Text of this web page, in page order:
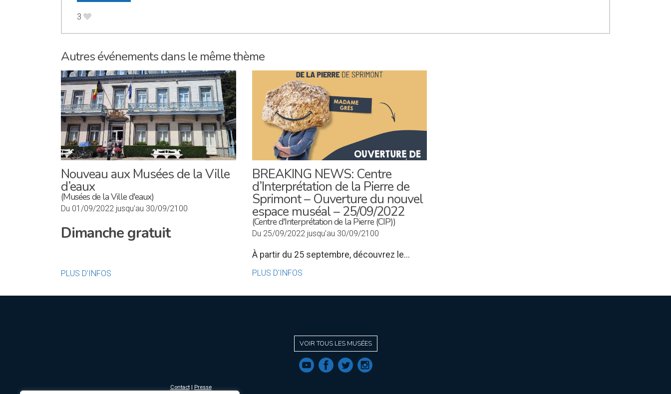
3 B
Autres événements dans le même thème
Nouveau aux Musées de la Ville
d’eaux
(Musées de la Ville d'eaux)
Du 01/09/2022 jusqu'au 30/09/2100
Dimanche gratuit
PLUS D'INFOS
BREAKING NEWS: Centre
d’Interprétation de la Pierre de
Sprimont – Ouverture du nouvel
espace muséal – 25/09/2022
(Centre d'Interprétation de la Pierre (CIP))
Du 25/09/2022 jusqu'au 30/09/2100
À partir du 25 septembre, découvrez le...
PLUS D'INFOS
VOIR TOUS LES MUSÉES
f a b e
Contact| Presse